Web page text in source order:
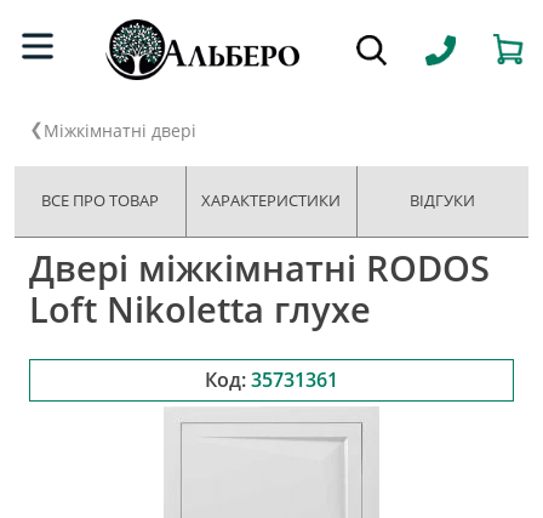
Міжкімнатні двері
ВСЕ ПРО ТОВАР ХАРАКТЕРИСТИКИ ВІДГУКИ
Двері міжкімнатні RODOS
Loft Nikoletta глухе
Код:35731361